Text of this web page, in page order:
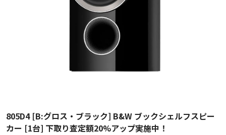
805D4 [B:グロス・ブラック] B&W ブックシェルフスピー
カー [1台] 下取り査定額20%アップ実施中！